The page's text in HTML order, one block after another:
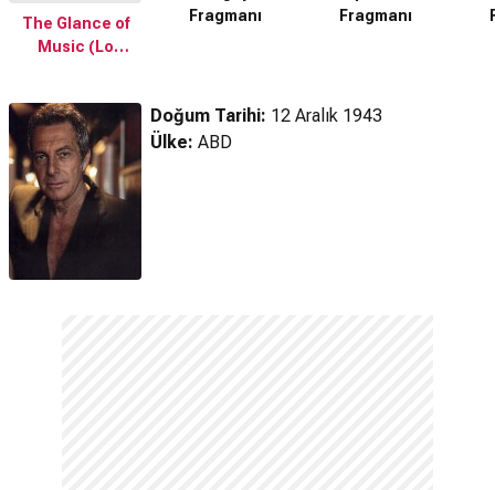
The Glance of
Music (Lo
Fragman
Fragmanı
Fragmanı
Doğum Tarihi: 12 Aralık 1943
Ülke: ABD